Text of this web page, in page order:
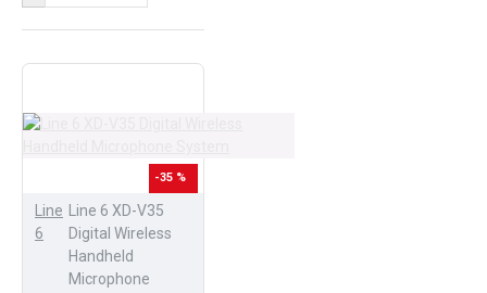
-35 %
Line
6
Line 6 XD-V35
Digital Wireless
Handheld
Microphone